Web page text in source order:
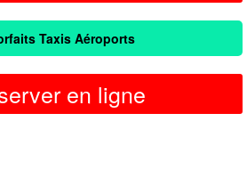
Taxis Aéroports
en ligne